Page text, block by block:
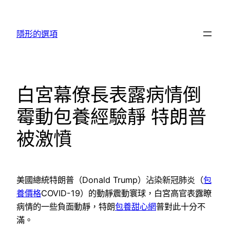
隱形的選項
白宮幕僚長表露病情倒
霉動包養經驗靜 特朗普
被激憤
美國總統特朗普（Donald Trump）沾染新冠肺炎（包
養價格COVID-19）的動靜震動寰球，白宮高官表露瞭
病情的一些負面動靜，特朗包養甜心網普對此十分不
滿。